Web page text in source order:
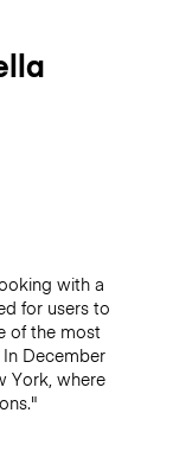
with a
for users to
of the most
December
York, where